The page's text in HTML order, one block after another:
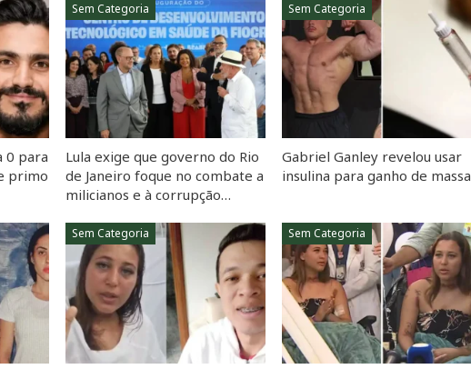
0 para
primo
Sem Categoria
Lula exige que governo do Rio
de Janeiro foque no combate a
milicianos e à corrupção…
Sem Categoria
Gabriel Ganley revelou usar
insulina para ganho de massa
Sem Categoria Sem Categoria